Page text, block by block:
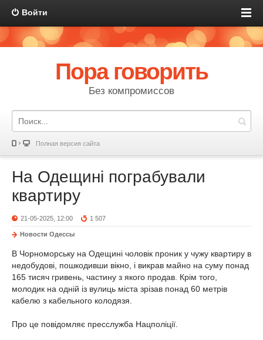
Войти
Пора говорить
Без компромиссов
Полная версия сайта
На Одещині пограбували
квартиру
21-05-2025, 12:00 1 507
Новости Одессы
В Чорноморську на Одещині чоловік проник у чужу квартиру в
недобудові, пошкодивши вікно, і викрав майно на суму понад
165 тисяч гривень, частину з якого продав. Крім того,
молодик на одній із вулиць міста зрізав понад 60 метрів
кабелю з кабельного колодязя.
Про це повідомляє пресслужба Нацполіції.